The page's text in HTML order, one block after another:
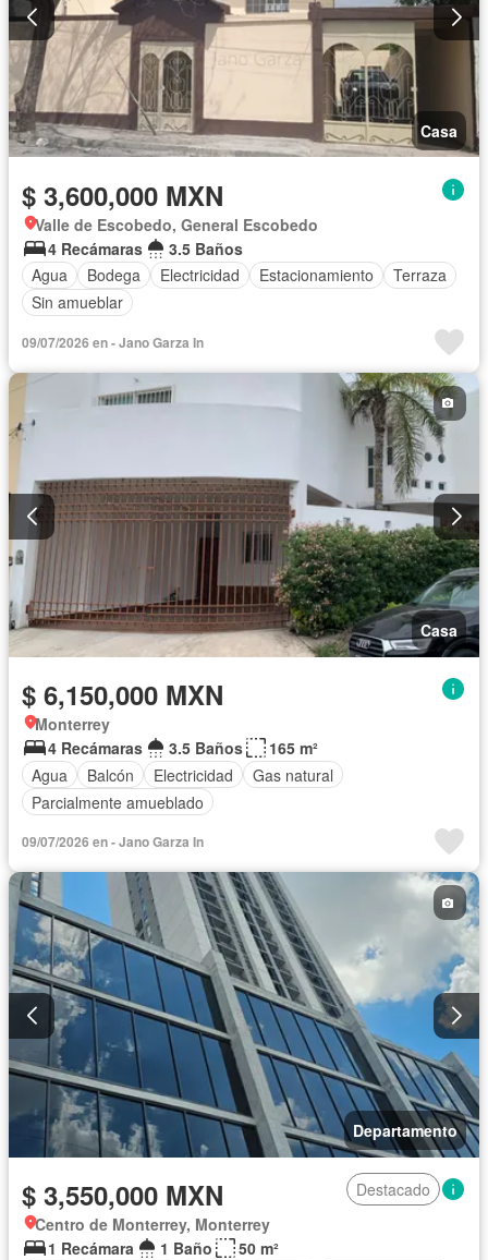
Casa
$ 3,600,000 MXN
Valle de Escobedo, General Escobedo
4 Recámaras
3.5 Baños
Agua
Bodega Electricidad Estacionamiento
Terraza
Sin amueblar
09/07/2026 en - Jano Garza In
Casa
$ 6,150,000 MXN
Monterrey
4 Recámaras
3.5 Baños
165 m²
Agua
Balcón Electricidad
Gas natural
Parcialmente amueblado
09/07/2026 en - Jano Garza In
Departamento
$ 3,550,000 MXN
Destacado
Centro de Monterrey, Monterrey
1 Recámara
1 Baño
50 m²